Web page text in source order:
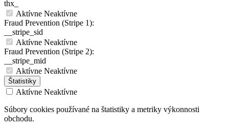
thx_
Aktívne Neaktívne
Fraud Prevention (Stripe 1):
__stripe_sid
Aktívne Neaktívne
Fraud Prevention (Stripe 2):
__stripe_mid
Aktívne Neaktívne
Štatistiky
Aktívne Neaktívne
Súbory cookies používané na štatistiky a metriky výkonnosti
obchodu.